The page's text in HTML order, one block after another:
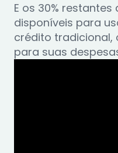
E os 30%
disponíveis para
crédito tradicional,
para suas